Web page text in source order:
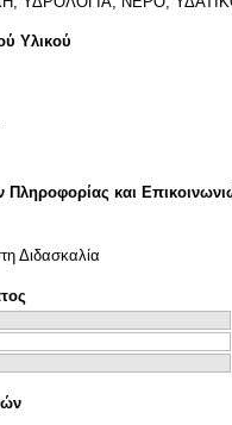
Υλικού
Πληροφορίας και
Διδασκαλία